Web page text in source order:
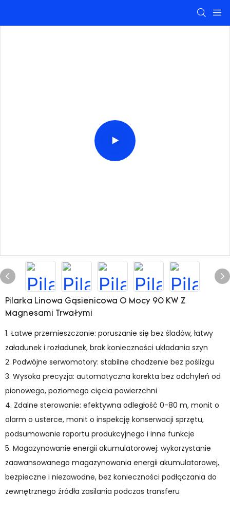
Pilarka Linowa Gąsienicowa O Mocy 90 KW Z
Magnesami Trwałymi
1. Łatwe przemieszczanie: poruszanie się bez śladów, łatwy
załadunek i rozładunek, brak konieczności układania szyn
2. Podwójne serwomotory: stabilne chodzenie bez poślizgu
3. Wysoka precyzja: automatyczna korekta bez odchyleń od
pionowego, poziomego cięcia powierzchni
4. Zdalne sterowanie: efektywna odległość 0-80 m, monit o
alarm o usterce, monit o inspekcję konserwacji sprzętu,
podsumowanie raportu produkcyjnego i inne funkcje
5. Magazynowanie energii akumulatorowej: wykorzystanie
zaawansowanego magazynowania energii akumulatorowej,
bezpieczne i niezawodne, bez konieczności podłączania do
zewnętrznego źródła zasilania podczas transferu